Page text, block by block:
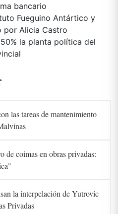
bancario
Fueguino Antártico y
por Alicia Castro
la planta política del
las tareas de mantenimiento
de coimas en obras privadas:
la interpelación de Yutrovic
Privadas